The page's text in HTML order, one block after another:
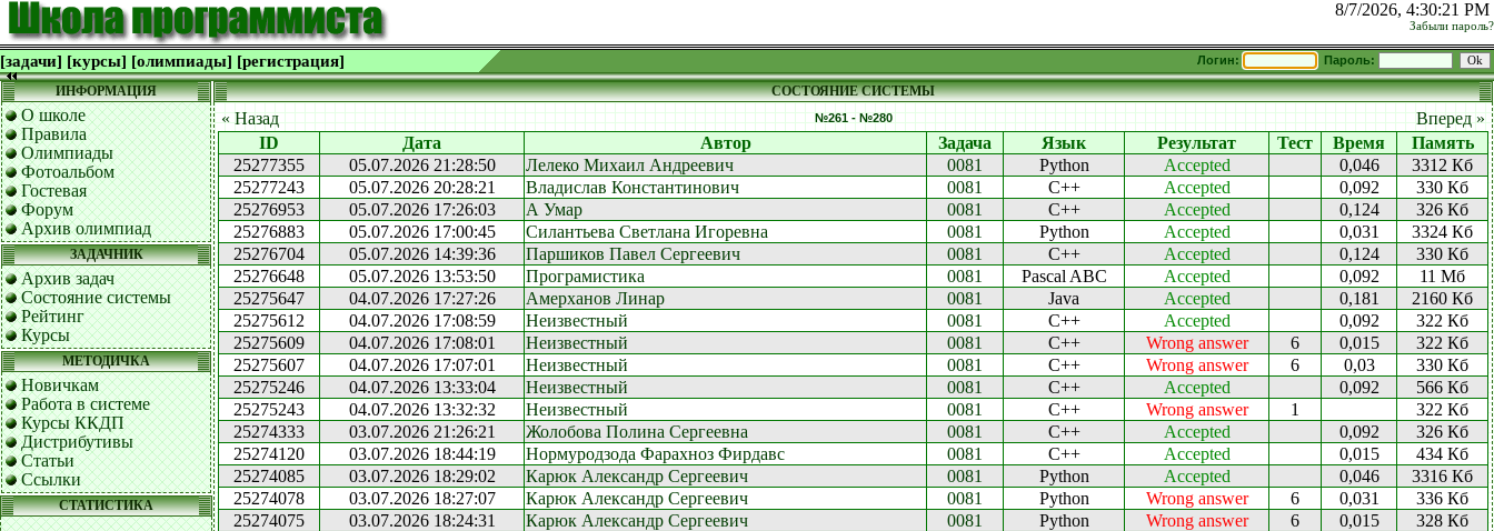
8/7/2026, 4:30:21 PM
Забыли пароль?
[задачи] [курсы] [олимпиады] [регистрация] Логин: Пароль:
ИНФОРМАЦИЯ
О школе
Правила
Олимпиады
Фотоальбом
Гостевая
Форум
Архив олимпиад
ЗАДАЧНИК
Архив задач
Состояние системы
Рейтинг
Курсы
МЕТОДИЧКА
Новичкам
Работа в системе
Курсы ККДП
Дистрибутивы
Статьи
Ссылки
СТАТИСТИКА
СОСТОЯНИЕ СИСТЕМЫ
« Назад №261 - №280
Вперед »
ID
Дата Автор Задача Язык Результат Тест Время
Память
25277355
05.07.2026 21:28:50 Лелеко Михаил Андреевич 0081 Python Accepted 0,046
3312 Кб
25277243
05.07.2026 20:28:21 Владислав Константинович 0081 C++ Accepted 0,092
330 Кб
25276953
05.07.2026 17:26:03 А Умар 0081 C++ Accepted 0,124
326 Кб
25276883
05.07.2026 17:00:45 Силантьева Светлана Игоревна 0081 Python Accepted 0,031
3324 Кб
25276704
05.07.2026 14:39:36 Паршиков Павел Сергеевич 0081 C++ Accepted 0,124
330 Кб
25276648
05.07.2026 13:53:50 Програмистика 0081 Pascal ABC Accepted 0,092
11 Мб
25275647
04.07.2026 17:27:26 Амерханов Линар 0081 Java Accepted 0,181
2160 Кб
25275612
04.07.2026 17:08:59 Неизвестный 0081 C++ Accepted 0,092
322 Кб
25275609
04.07.2026 17:08:01 Неизвестный 0081 C++ Wrong answer 6 0,015
322 Кб
25275607
04.07.2026 17:07:01 Неизвестный 0081 C++ Wrong answer 6 0,03
330 Кб
25275246
04.07.2026 13:33:04 Неизвестный 0081 C++ Accepted 0,092
566 Кб
25275243
04.07.2026 13:32:32 Неизвестный 0081 C++ Wrong answer 1
322 Кб
25274333
03.07.2026 21:26:21 Жолобова Полина Сергеевна 0081 C++ Accepted 0,092
326 Кб
25274120
03.07.2026 18:44:19 Нормуродзода Фарахноз Фирдавс 0081 C++ Accepted 0,015
434 Кб
25274085
03.07.2026 18:29:02 Карюк Александр Сергеевич 0081 Python Accepted 0,046
3316 Кб
25274078
03.07.2026 18:27:07 Карюк Александр Сергеевич 0081 Python Wrong answer 6 0,031
336 Кб
25274075
03.07.2026 18:24:31 Карюк Александр Сергеевич 0081 Python Wrong answer 6 0,015
328 Кб